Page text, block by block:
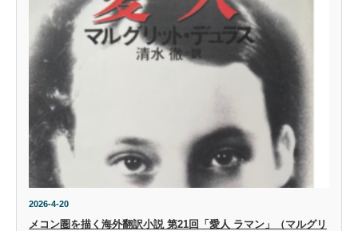
2026-4-20
メコン圏を描く海外翻訳小説 第21回「愛人 ラマン」（マルグリ